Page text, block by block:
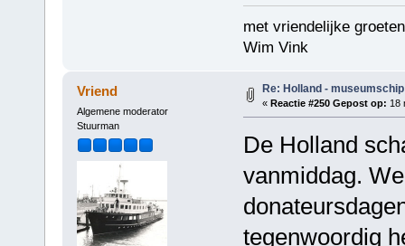
met vriendelijke
Wim Vink
Vriend
Algemene moderator
Stuurman
Re: Holland - museumschip
« Reactie #250 Gepost op: 18
De Holland
vanmiddag.
tegenwoordig